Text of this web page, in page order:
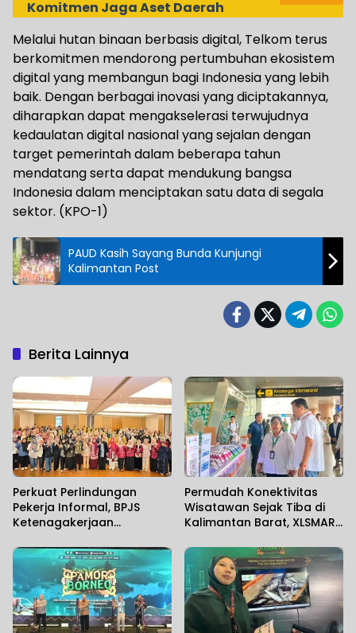
Komitmen Jaga Aset Daerah
Melalui hutan binaan berbasis digital, Telkom terus
berkomitmen mendorong pertumbuhan ekosistem
digital yang membangun bagi Indonesia yang lebih
baik. Dengan berbagai inovasi yang diciptakannya,
diharapkan dapat mengakselerasi terwujudnya
kedaulatan digital nasional yang sejalan dengan
target pemerintah dalam beberapa tahun
mendatang serta dapat mendukung bangsa
Indonesia dalam menciptakan satu data di segala
sektor. (KPO-1)
PAUD Kasih Sayang Bunda Kunjungi
Kalimantan Post
Berita Lainnya
Perkuat Perlindungan
Pekerja Informal, BPJS
Ketenagakerjaan
Sosialisasi Bersama
Anggota Komisi IX DPR RI
Permudah Konektivitas
Wisatawan Sejak Tiba di
Kalimantan Barat, XLSMART
SIM Card di Bandara
Supadio